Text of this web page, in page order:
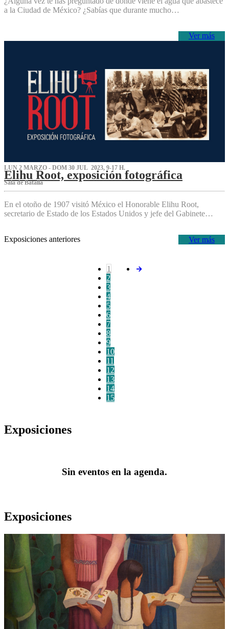
a la Ciudad de México? ¿Sabías que durante mucho…
Ver más
LUN 2 MARZO - DOM 30 JUL 2023, 9-17 H.
Elihu Root, exposición fotográfica
Sala de Batalla
En el otoño de 1907 visitó México el Honorable Elihu Root,
secretario de Estado de los Estados Unidos y jefe del Gabinete…
Ver más
Exposiciones anteriores
1
2
3
4
5
6
7
8
9
10
11
12
13
14
15
Exposiciones
Sin eventos en la agenda.
Exposiciones